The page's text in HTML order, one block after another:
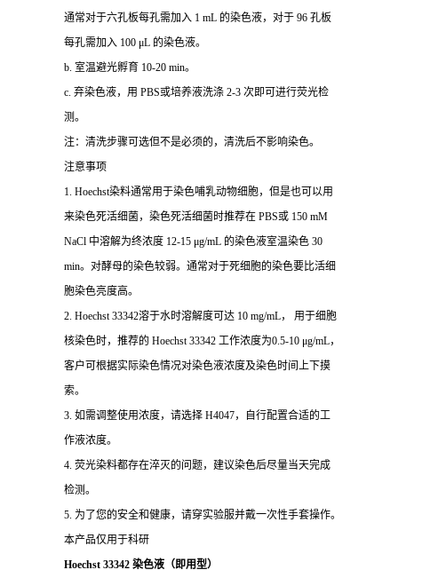
通常对于六孔板每孔需加入 1 mL 的染色液，对于 96 孔板
每孔需加入 100 μL 的染色液。
b. 室温避光孵育 10-20 min。
c. 弃染色液，用 PBS或培养液洗涤 2-3 次即可进行荧光检
测。
注：清洗步骤可选但不是必须的，清洗后不影响染色。
注意事项
1. Hoechst染料通常用于染色哺乳动物细胞，但是也可以用
来染色死活细菌，染色死活细菌时推荐在 PBS或 150 mM
NaCl 中溶解为终浓度 12-15 μg/mL 的染色液室温染色 30
min。对酵母的染色较弱。通常对于死细胞的染色要比活细
胞染色亮度高。
2. Hoechst 33342溶于水时溶解度可达 10 mg/mL， 用于细胞
核染色时，推荐的 Hoechst 33342 工作浓度为0.5-10 μg/mL，
客户可根据实际染色情况对染色液浓度及染色时间上下摸
索。
3. 如需调整使用浓度，请选择 H4047，自行配置合适的工
作液浓度。
4. 荧光染料都存在淬灭的问题，建议染色后尽量当天完成
检测。
5. 为了您的安全和健康，请穿实验服并戴一次性手套操作。
本产品仅用于科研
Hoechst 33342 染色液（即用型）